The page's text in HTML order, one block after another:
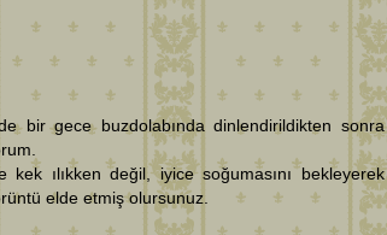
bir gece buzdolabında dinlendirildikten sonra
ılıkken değil, iyice soğumasını bekleyerek
elde etmiş olursunuz.